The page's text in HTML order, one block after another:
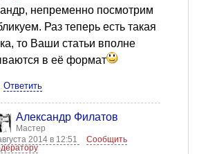
непременно посмотрим
Раз теперь есть такая
то Ваши статьи вполне
в её формат
Ответить
Александр Филатов
Мастер
2014 в 12:51
Сообщить